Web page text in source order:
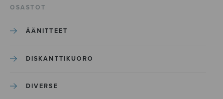
OSASTOT
ÄÄNITTEET
DISKANTTIKUORO
DIVERSE